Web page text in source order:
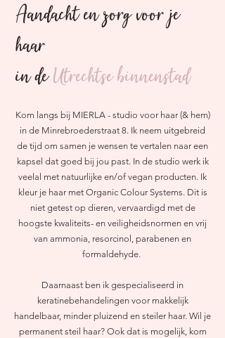
Aandacht en zorg voor je
haar
in deUtrechtse binnenstad
Kom langs bij MIERLA - studio voor haar (& hem)
in de Minrebroederstraat 8. Ik neem uitgebreid
de tijd om samen je wensen te vertalen naar een
kapsel dat goed bij jou past. In de studio werk ik
veelal met natuurlijke en/of vegan producten. Ik
kleur je haar met Organic Colour Systems. Dit is
niet getest op dieren, vervaardigd met de
hoogste kwaliteits- en veiligheidsnormen en vrij
van ammonia, resorcinol, parabenen en
formaldehyde.
Daarnaast ben ik gespecialiseerd in
keratinebehandelingen voor makkelijk
handelbaar, minder pluizend en steiler haar. Wil je
permanent steil haar? Ook dat is mogelijk, kom